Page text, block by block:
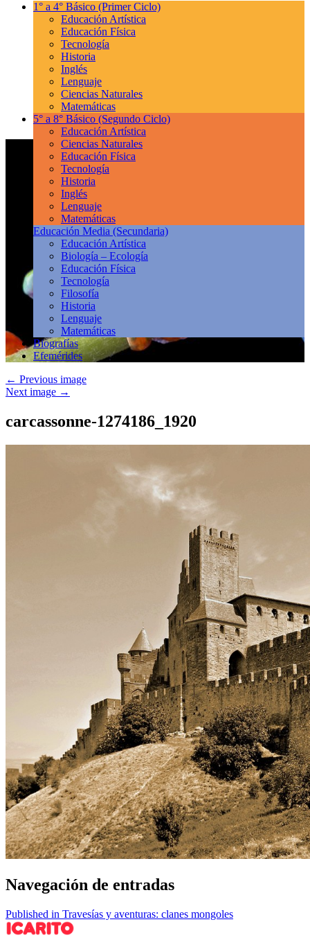
1° a 4° Básico (Primer Ciclo)
Educación Artística
Educación Física
Tecnología
Historia
Inglés
Lenguaje
Ciencias Naturales
Matemáticas
5° a 8° Básico (Segundo Ciclo)
Educación Artística
Ciencias Naturales
Educación Física
Tecnología
Historia
Inglés
Lenguaje
Matemáticas
Educación Media (Secundaria)
Educación Artística
Biología – Ecología
Educación Física
Tecnología
Filosofía
Historia
Lenguaje
Matemáticas
Biografías
Efemérides
← Previous image
Next image →
carcassonne-1274186_1920
Navegación de entradas
Published in Travesías y aventuras: clanes mongoles